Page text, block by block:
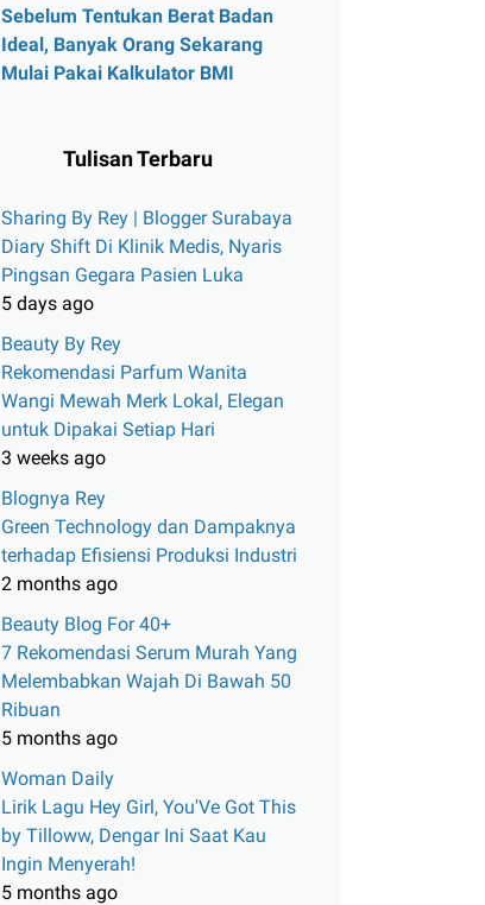
Sebelum Tentukan Berat Badan
Ideal, Banyak Orang Sekarang
Mulai Pakai Kalkulator BMI
Tulisan Terbaru
Sharing By Rey | Blogger Surabaya
Diary Shift Di Klinik Medis, Nyaris
Pingsan Gegara Pasien Luka
5 days ago
Beauty By Rey
Rekomendasi Parfum Wanita
Wangi Mewah Merk Lokal, Elegan
untuk Dipakai Setiap Hari
3 weeks ago
Blognya Rey
Green Technology dan Dampaknya
terhadap Efisiensi Produksi Industri
2 months ago
Beauty Blog For 40+
7 Rekomendasi Serum Murah Yang
Melembabkan Wajah Di Bawah 50
Ribuan
5 months ago
Woman Daily
Lirik Lagu Hey Girl, You'Ve Got This
by Tilloww, Dengar Ini Saat Kau
Ingin Menyerah!
5 months ago